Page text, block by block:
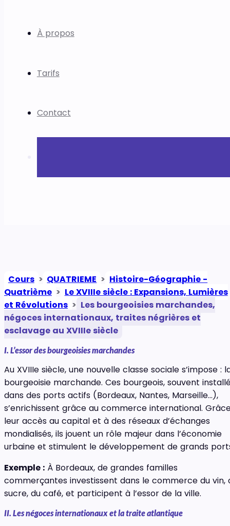
À propos
Tarifs
Contact
Cours > QUATRIEME > Histoire-Géographie -
Quatrième > Le XVIIIe siècle : Expansions, Lumières
et Révolutions > Les bourgeoisies marchandes,
négoces internationaux, traites négrières et
esclavage au XVIIIe siècle
I. L’essor des bourgeoisies marchandes
Au XVIIIe siècle, une nouvelle classe sociale s’impose :
bourgeoisie marchande. Ces bourgeois, souvent
dans des ports actifs (Bordeaux, Nantes, Marseille…),
s’enrichissent grâce au commerce international.
leur accès au capital et à des réseaux d’échanges
mondialisés, ils jouent un rôle majeur dans l’économie
urbaine et stimulent le développement de grands
Exemple : À Bordeaux, de grandes familles
commerçantes investissent dans le commerce du vin,
sucre, du café, et participent à l’essor de la ville.
II. Les négoces internationaux et la traite atlantique